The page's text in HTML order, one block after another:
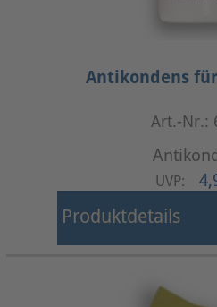
Antikondens
Art.-Nr.:
UVP:
Produktdetails